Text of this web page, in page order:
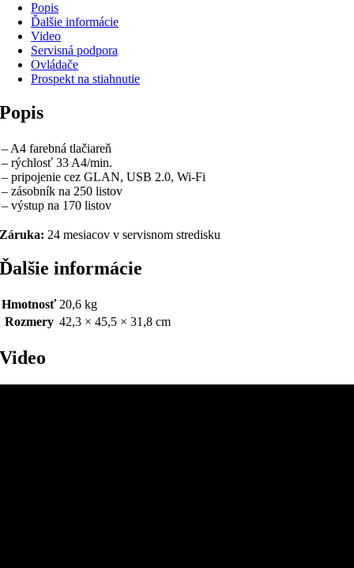
Popis
Ďalšie informácie
Video
Servisná podpora
Ovládače
Prospekt na stiahnutie
Popis
– A4 farebná tlačiareň
– rýchlosť 33 A4/min.
– pripojenie cez GLAN, USB 2.0, Wi-Fi
– zásobník na 250 listov
– výstup na 170 listov
Záruka: 24 mesiacov v servisnom stredisku
Ďalšie informácie
Hmotnosť 20,6 kg
Rozmery 42,3 × 45,5 × 31,8 cm
Video